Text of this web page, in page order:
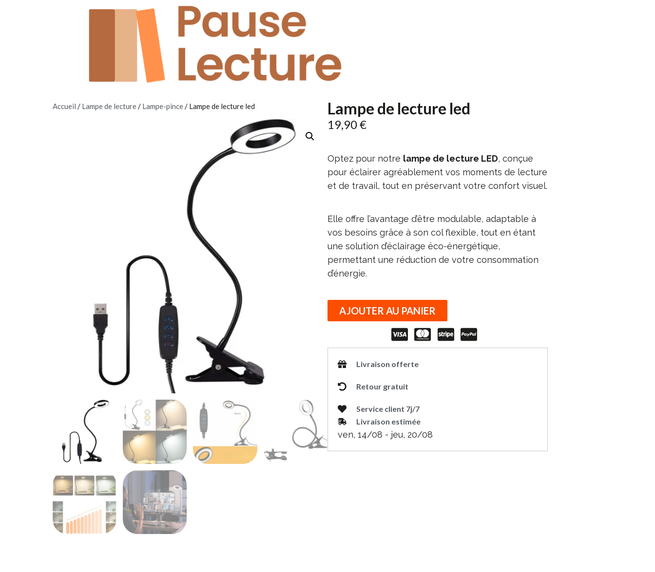
Lampe de lecture led
19,90€
Optez pour notre lampe de lecture LED, conçue
pour éclairer agréablement vos moments de lecture
et de travail, tout en préservant votre confort visuel.
Elle offre l’avantage d’être modulable, adaptable à
vos besoins grâce à son col flexible, tout en étant
une solution d’éclairage éco-énergétique,
permettant une réduction de votre consommation
d’énergie.
AJOUTER AU PANIER
Livraison offerte
Retour gratuit
Service client 7j/7
Livraison estimée
ven, 14/08 - jeu, 20/08
Accueil / Lampe de lecture/ Lampe-pince/ Lampe de lecture led